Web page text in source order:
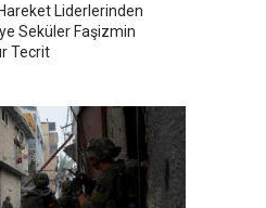
Liderlerinden
Seküler Faşizmin
Tecrit